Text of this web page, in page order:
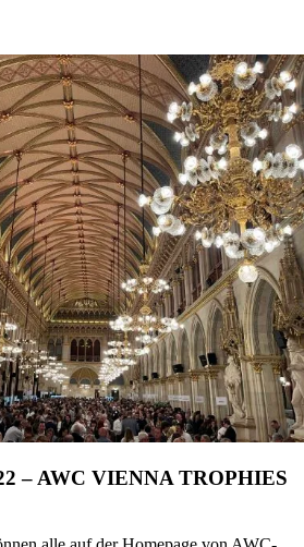
– AWC VIENNA TROPHIES